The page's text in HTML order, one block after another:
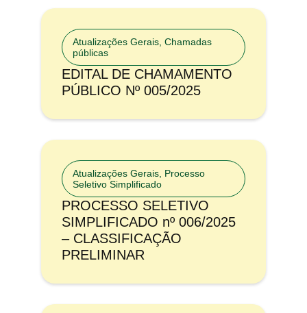
Atualizações Gerais Chamadas
públicas
EDITAL DE CHAMAMENTO
PÚBLICO Nº 005/2025
Atualizações Gerais Processo
Seletivo Simplificado
PROCESSO SELETIVO
SIMPLIFICADO nº 006/2025
– CLASSIFICAÇÃO
PRELIMINAR